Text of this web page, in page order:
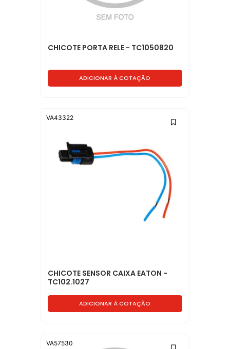
CHICOTE PORTA RELE - TC1050820
ADICIONAR À COTAÇÃO
CHICOTE SENSOR CAIXA EATON -
TC102.1027
ADICIONAR À COTAÇÃO
VA43322
VA57530